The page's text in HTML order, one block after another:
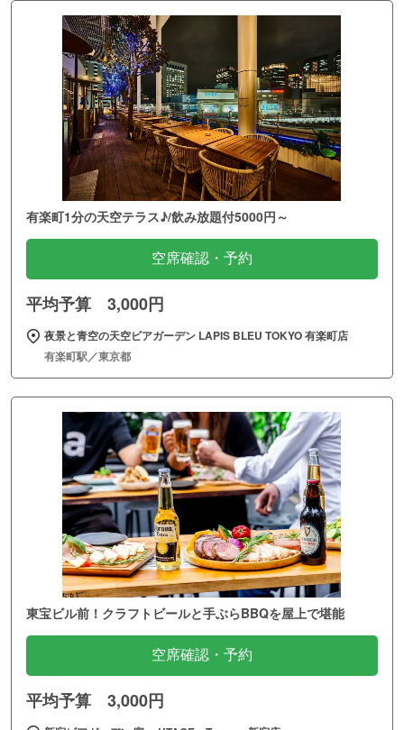
有楽町1分の天空テラス♪/飲み放題付5000円～
空席確認・予約
平均予算 3,000円
夜景と青空の天空ビアガーデン LAPIS BLEU TOKYO 有楽町店
有楽町駅／東京都
東宝ビル前！クラフトビールと手ぶらBBQを屋上で堪能
空席確認・予約
平均予算 3,000円